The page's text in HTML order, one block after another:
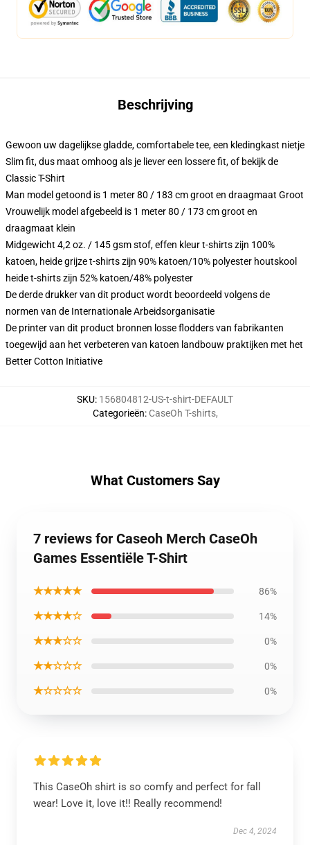
Beschrijving
Gewoon uw dagelijkse gladde, comfortabele tee, een kledingkast nietje
Slim fit, dus maat omhoog als je liever een lossere fit, of bekijk de
Classic T-Shirt
Man model getoond is 1 meter 80 / 183 cm groot en draagmaat Groot
Vrouwelijk model afgebeeld is 1 meter 80 / 173 cm groot en
draagmaat klein
Midgewicht 4,2 oz. / 145 gsm stof, effen kleur t-shirts zijn 100%
katoen, heide grijze t-shirts zijn 90% katoen/10% polyester houtskool
heide t-shirts zijn 52% katoen/48% polyester
De derde drukker van dit product wordt beoordeeld volgens de
normen van de Internationale Arbeidsorganisatie
De printer van dit product bronnen losse flodders van fabrikanten
toegewijd aan het verbeteren van katoen landbouw praktijken met het
Better Cotton Initiative
SKU: 156804812-US-t-shirt-DEFAULT
Categorieën: CaseOh T-shirts,
What Customers Say
7 reviews for Caseoh Merch CaseOh
Games Essentiële T-Shirt
★★★★★ 86%
★★★★☆ 14%
★★★☆☆ 0%
★★☆☆☆ 0%
★☆☆☆☆ 0%
This CaseOh shirt is so comfy and perfect for fall
wear! Love it, love it!! Really recommend!
Dec 4, 2024